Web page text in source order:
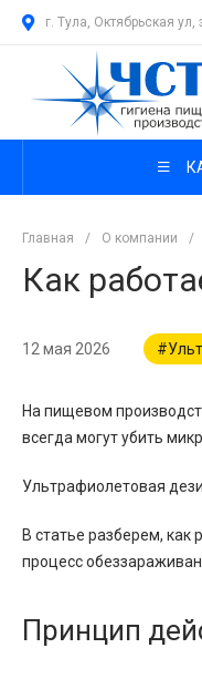
г. Тула, Октябрьская
Главная / О компании /
Как
12 мая 2026
На пищевом
всегда могут убить
Ультрафиолетовая
В статье разберем,
процесс
Принцип